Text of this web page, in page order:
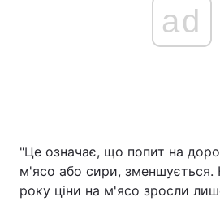
ad
"Це означає, що попит на
м'ясо або сири, зменшується.
року ціни на м'ясо зросли